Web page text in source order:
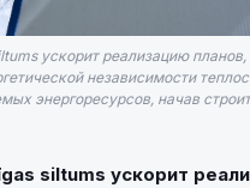
ускорит реализацию планов,
независимости
энергоресурсов, начав
siltums ускорит